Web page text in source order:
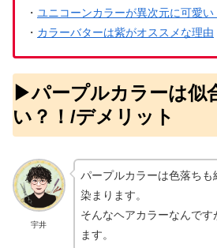
・ ユニコーンカラーが異次元に可愛い
・ カラーバターは紫がオススメな理由
▶︎パープルカラーは似
い？！/デメリット
宇井
パープルカラーは色落ちも
染まります。
そんなヘアカラーなんです
ます。